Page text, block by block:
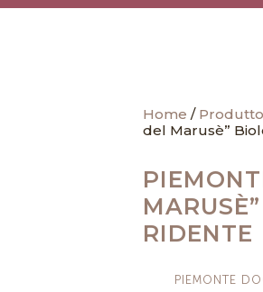
Home /
del Marusè”
RIDENTE
PIEMONTE